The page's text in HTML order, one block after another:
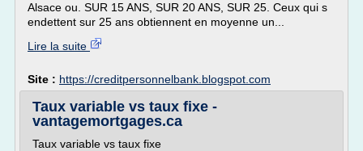
Alsace ou. SUR 15 ANS, SUR 20 ANS, SUR 25. Ceux qui s
endettent sur 25 ans obtiennent en moyenne un...
Lire la suite
Site : https://creditpersonnelbank.blogspot.com
Taux variable vs taux fixe -
vantagemortgages.ca
Taux variable vs taux fixe